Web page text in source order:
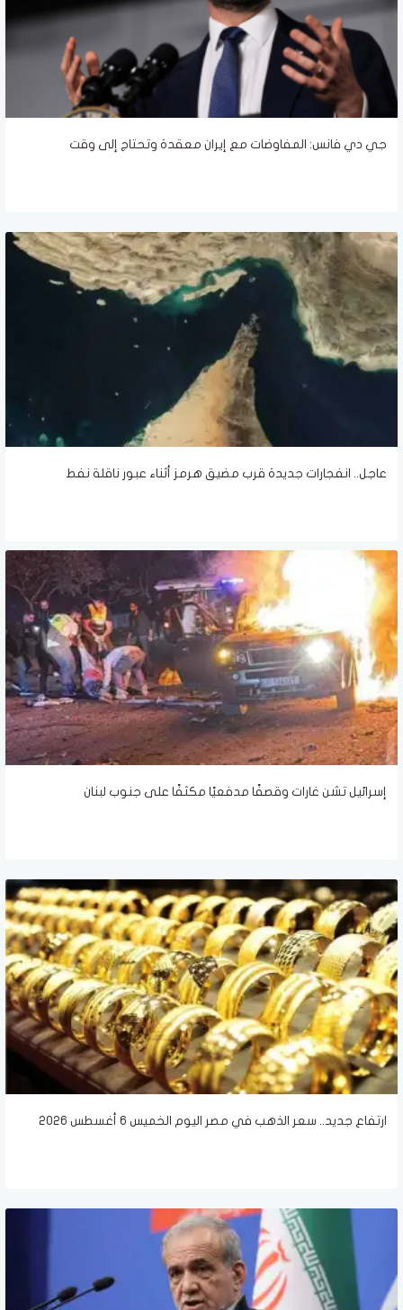
جي دي فانس: المفاوضات مع إيران معقدة وتحتاج إلى وقت
عاجل.. انفجارات جديدة قرب مضيق هرمز أثناء عبور ناقلة نفط
إسرائيل تشن غارات وقصفًا مدفعيًا مكثفًا على جنوب لبنان
ارتفاع جديد.. سعر الذهب في مصر اليوم الخميس 6 أغسطس 2026